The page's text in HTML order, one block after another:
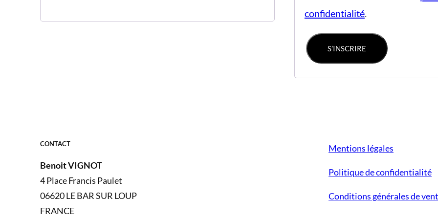
confidentialité.
S’INSCRIRE
CONTACT
Benoit VIGNOT
4 Place Francis Paulet
06620 LE BAR SUR LOUP
FRANCE
Mentions légales
Politique de confidentialité
Conditions générales de